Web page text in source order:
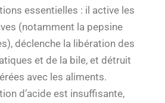
essentielles : il active les
(notamment la pepsine
déclenche la libération des
et de la bile, et détruit
avec les aliments.
d’acide est insuffisante,